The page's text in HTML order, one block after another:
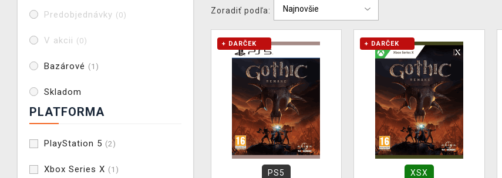
Predobjednávky (0)
V akcii (0)
Bazárové (1)
Skladom
PLATFORMA
PlayStation 5 (2)
Xbox Series X (1)
Zoradiť podľa:
+ DARČEK
PS5
+ DARČEK
XSX